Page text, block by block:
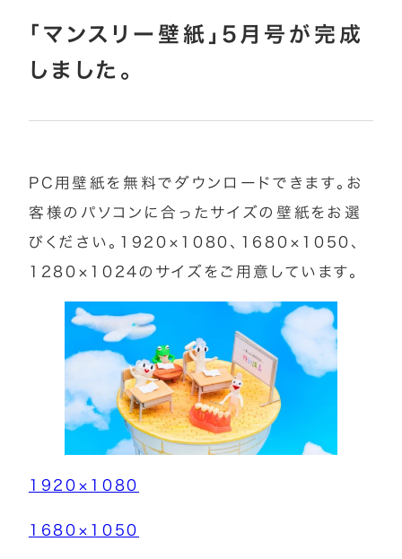
「マンスリー壁紙」5月号が完成
しました。
PC用壁紙を無料でダウンロードできます。お
客様のパソコンに合ったサイズの壁紙をお選
びください。1920×1080、1680×1050、
1280×1024のサイズをご用意しています。
1920×1080
1680×1050